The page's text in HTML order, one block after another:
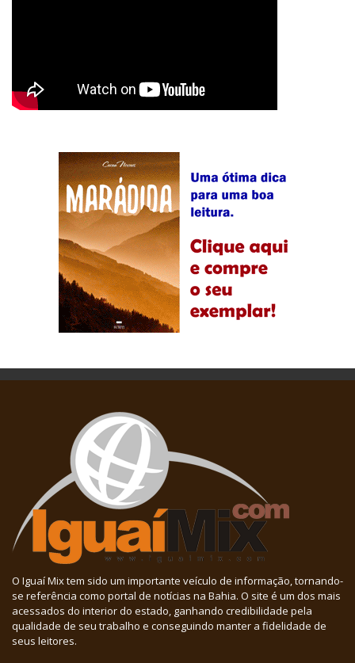
O Iguaí Mix tem sido um importante veículo de informação, tornando-
se referência como portal de notícias na Bahia. O site é um dos mais
acessados do interior do estado, ganhando credibilidade pela
qualidade de seu trabalho e conseguindo manter a fidelidade de
seus leitores.